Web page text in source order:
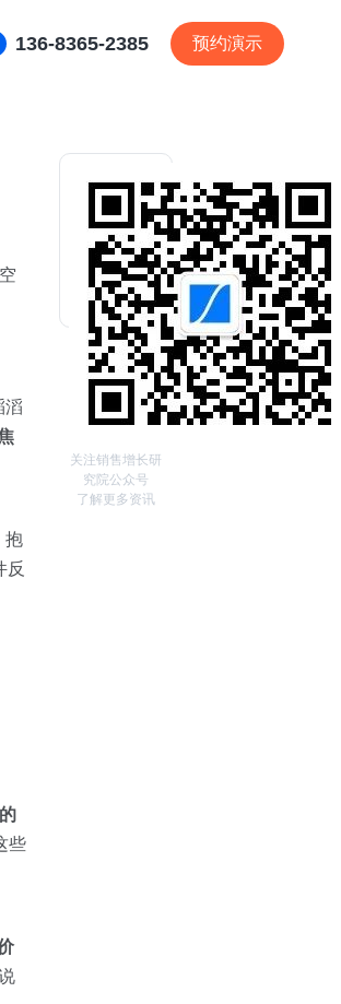
136-8365-2385 预约演示
滔
抱
反
些
关注销售增长研
究院公众号
了解更多资讯